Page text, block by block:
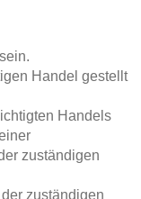
Handel gestellt
Handels
zuständigen
zuständigen